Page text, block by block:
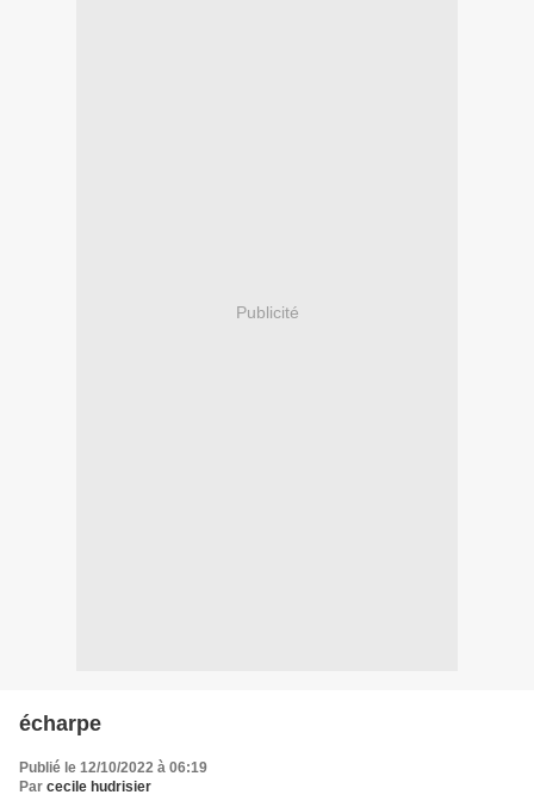
Publicité
écharpe
Publié le 12/10/2022 à 06:19
Par cecile hudrisier